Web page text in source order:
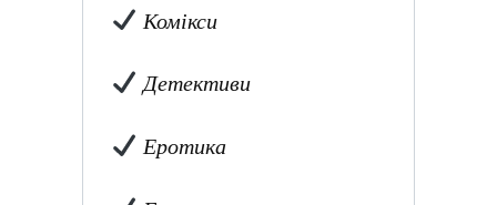
Комікси
Детективи
Еротика